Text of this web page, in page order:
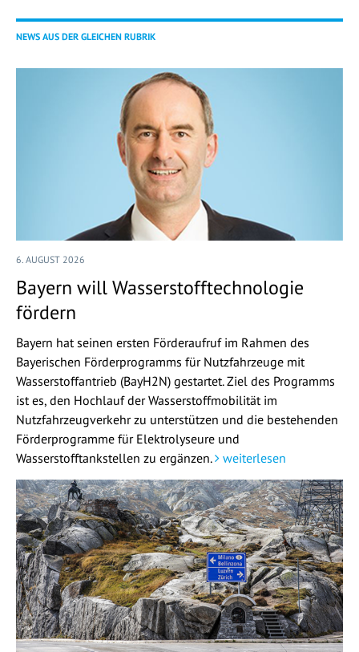
NEWS AUS DER GLEICHEN RUBRIK
6. AUGUST 2026
Bayern will Wasserstofftechnologie
fördern
Bayern hat seinen ersten Förderaufruf im Rahmen des
Bayerischen Förderprogramms für Nutzfahrzeuge mit
Wasserstoffantrieb (BayH2N) gestartet. Ziel des Programms
ist es, den Hochlauf der Wasserstoffmobilität im
Nutzfahrzeugverkehr zu unterstützen und die bestehenden
Förderprogramme für Elektrolyseure und
Wasserstofftankstellen zu ergänzen.
weiterlesen